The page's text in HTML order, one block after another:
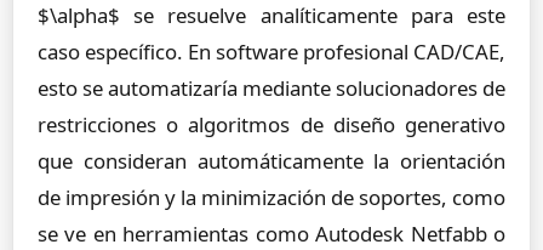
$\alpha$ se resuelve analíticamente para este
caso específico. En software profesional CAD/CAE,
esto se automatizaría mediante solucionadores de
restricciones o algoritmos de diseño generativo
que consideran automáticamente la orientación
de impresión y la minimización de soportes, como
se ve en herramientas como Autodesk Netfabb o